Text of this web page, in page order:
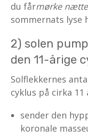
du fårmørke
sommernats lyse
2) solen
den 11-årige
Solflekkernes
cyklus på cirka
sender den
koronale